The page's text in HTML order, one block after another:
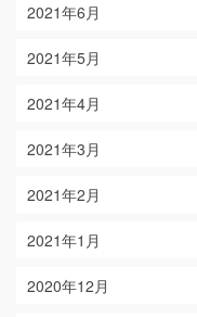
2021年6月
2021年5月
2021年4月
2021年3月
2021年2月
2021年1月
2020年12月